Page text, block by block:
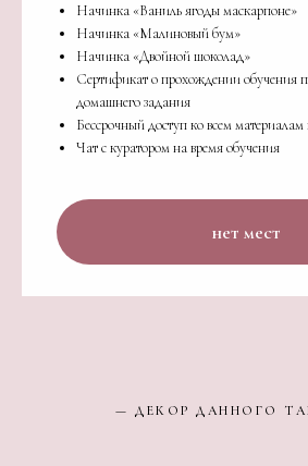
Начинка «Ваниль ягоды маскарпоне»
Начинка «Малиновый бум»
Начинка «Двойной шоколад»
Сертификат о прохождении обучения
домашнего задания
Бессрочный доступ ко всем материалам
Чат с куратором на время обучения
нет мест
— ДЕКОР ДАННОГО